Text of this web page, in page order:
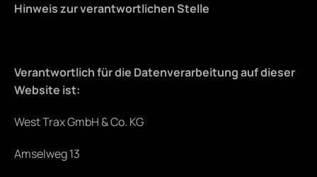
Hinweis zur verantwortlichen Stelle
Verantwortlich für die Datenverarbeitung auf dieser
Website ist:
West Trax GmbH & Co. KG
Amselweg 13